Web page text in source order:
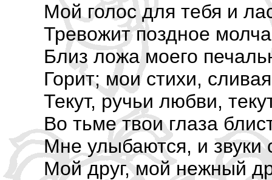
Мой голос для тебя и
Тревожит поздное
Близ ложа моего
Горит; мои стихи,
Текут, ручьи любви,
Во тьме твои глаза
Мне улыбаются, и звуки
Мой друг, мой нежный